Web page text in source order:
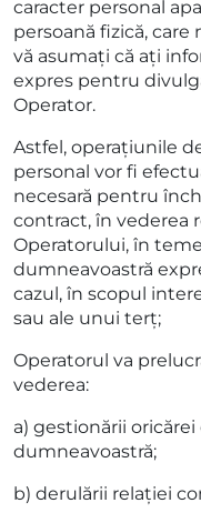
caracter personal
persoană fizică,
vă asumați că ați
expres pentru
Operator.
Astfel, operațiunile
personal vor fi
necesară pentru
contract, în vederea
Operatorului, în
dumneavoastră
cazul, în scopul
sau ale unui terț;
Operatorul va
vederea:
a) gestionării
dumneavoastră;
b) derulării relației